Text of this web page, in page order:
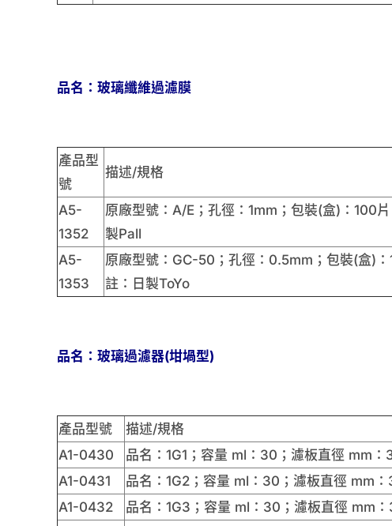
品名：玻璃纖維過濾膜
產品型
號
描述/規格
A5-
1352
原廠型號：A/E；孔徑：1mm；包裝(盒)：100
製Pall
A5-
1353
原廠型號：GC-50；孔徑：0.5mm；包裝(盒)
註：日製ToYo
品名：玻璃過濾器(坩堝型)
產品型號 描述/規格
A1-0430
品名：1G1；容量 ml：30；濾板直徑 mm：
A1-0431
品名：1G2；容量 ml：30；濾板直徑 mm
A1-0432
品名：1G3；容量 ml：30；濾板直徑 mm